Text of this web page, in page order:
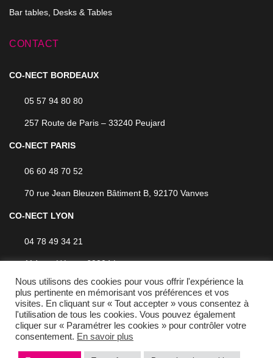
Bar tables, Desks & Tables
CONTACT
CO-NECT BORDEAUX
05 57 94 80 80
257 Route de Paris – 33240 Peujard
CO-NECT PARIS
06 60 48 70 52
70 rue Jean Bleuzen Bâtiment B, 92170 Vanves
CO-NECT LYON
04 78 49 34 21
114 rue Hénon, 69004 Lyon
Privacy policy Terms of Sales
Nous utilisons des cookies pour vous offrir l'expérience la
plus pertinente en mémorisant vos préférences et vos
visites. En cliquant sur « Tout accepter » vous consentez à
l'utilisation de tous les cookies. Vous pouvez également
cliquer sur « Paramétrer les cookies » pour contrôler votre
consentement. En savoir plus